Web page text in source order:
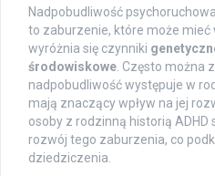
Nadpobudliwość
to zaburzenie, które może mieć
wyróżnia się czynniki
środowiskowe . Często można
nadpobudliwość występuje w
mają znaczący wpływ na jej
osoby z rodzinną historią ADHD
rozwój tego zaburzenia, co
dziedziczenia.